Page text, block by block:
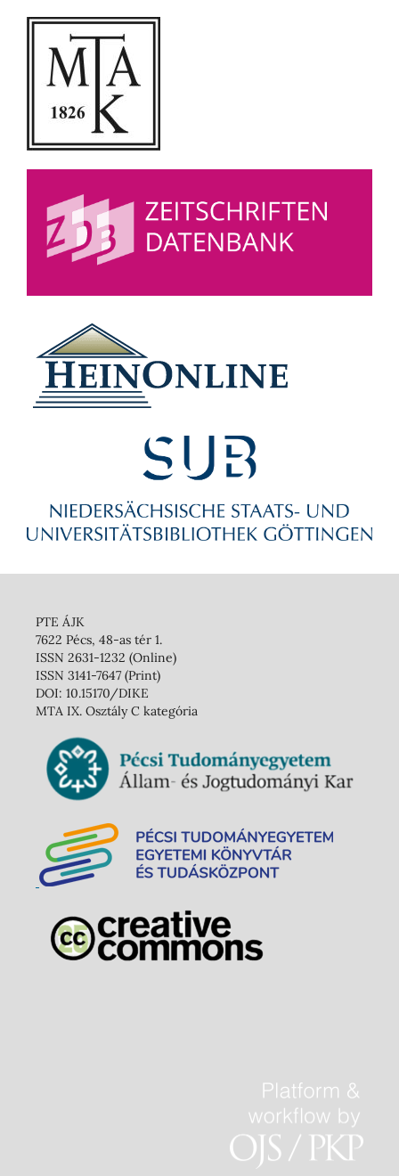
PTE ÁJK
7622 Pécs, 48-as tér 1.
ISSN 2631-1232 (Online)
ISSN 3141-7647 (Print)
DOI: 10.15170/DIKE
MTA IX. Osztály C kategória